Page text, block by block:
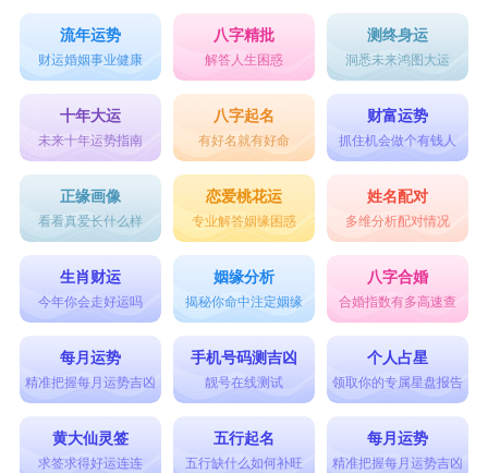
流年运势
财运婚姻事业健康
八字精批
解答人生困惑
测终身运
洞悉未来鸿图大运
十年大运
未来十年运势指南
八字起名
有好名就有好命
财富运势
抓住机会做个有钱人
正缘画像
看看真爱长什么样
恋爱桃花运
专业解答姻缘困惑
姓名配对
多维分析配对情况
生肖财运
今年你会走好运吗
姻缘分析
揭秘你命中注定姻缘
八字合婚
合婚指数有多高速查
每月运势
精准把握每月运势吉凶
手机号码测吉凶
靓号在线测试
个人占星
领取你的专属星盘报告
黄大仙灵签
求签求得好运连连
五行起名
五行缺什么如何补旺
每月运势
精准把握每月运势吉凶